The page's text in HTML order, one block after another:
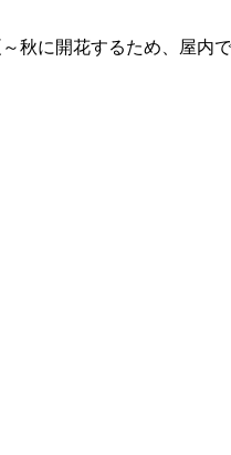
秋に開花するため、屋内